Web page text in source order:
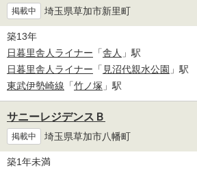
掲載中 埼玉県草加市新里町
築13年
日暮里舎人ライナー 「舎人 」駅
日暮里舎人ライナー 「 見沼代親水公園 」駅
東武伊勢崎線 「竹ノ塚 」駅
サニーレジデンスＢ
掲載中 埼玉県草加市八幡町
築1年未満